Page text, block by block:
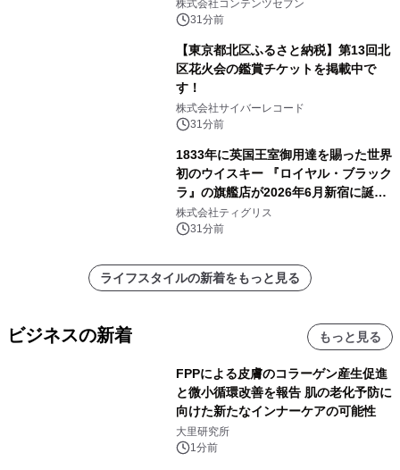
株式会社コンテンツセブン
31分前
【東京都北区ふるさと納税】第13回北
区花火会の鑑賞チケットを掲載中で
す！
株式会社サイバーレコード
31分前
1833年に英国王室御用達を賜った世界
初のウイスキー 『ロイヤル・ブラック
ラ』の旗艦店が2026年6月新宿に誕
生 バカルディ ジャパンと連携した
没入型バー「BAR Arca」
株式会社ティグリス
31分前
ライフスタイルの新着をもっと見る
ビジネスの新着 もっと見る
FPPによる皮膚のコラーゲン産生促進
と微小循環改善を報告 肌の老化予防に
向けた新たなインナーケアの可能性
大里研究所
1分前